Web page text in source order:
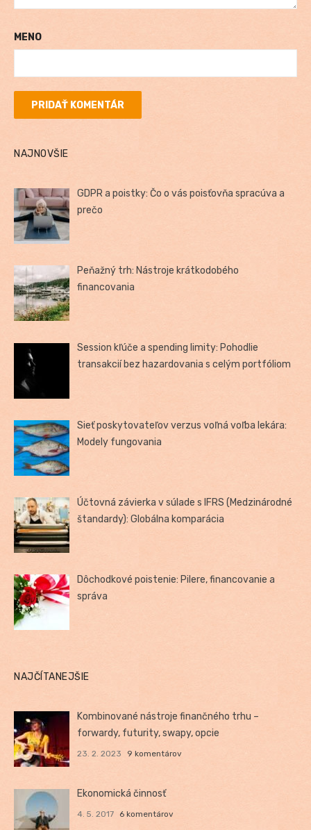
MENO
NAJNOVŠIE
GDPR a poistky: Čo o vás poisťovňa spracúva a
prečo
Peňažný trh: Nástroje krátkodobého
financovania
Session kľúče a spending limity: Pohodlie
transakcií bez hazardovania s celým portfóliom
Sieť poskytovateľov verzus voľná voľba lekára:
Modely fungovania
Účtovná závierka v súlade s IFRS (Medzinárodné
štandardy): Globálna komparácia
Dôchodkové poistenie: Pilere, financovanie a
správa
NAJČÍTANEJŠIE
Kombinované nástroje finančného trhu –
forwardy, futurity, swapy, opcie
23. 2. 2023 9 komentárov
Ekonomická činnosť
4. 5. 2017 6 komentárov